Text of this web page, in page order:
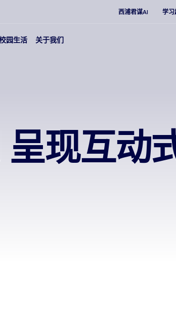
西浦君谋AI 学习
园生活 关于我们
现互动